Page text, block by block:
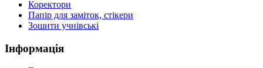
Коректори
Папір для заміток, стікери
Зошити учнівські
Інформація